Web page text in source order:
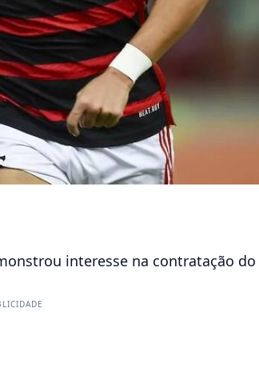
interesse na contratação